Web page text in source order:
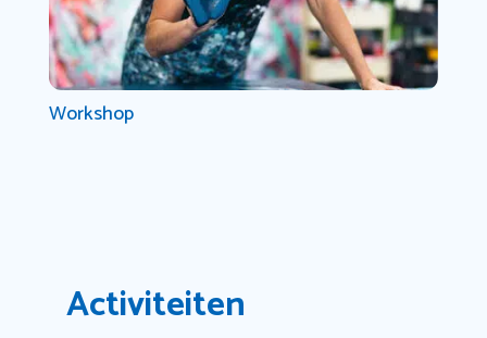
Workshop
Activiteiten